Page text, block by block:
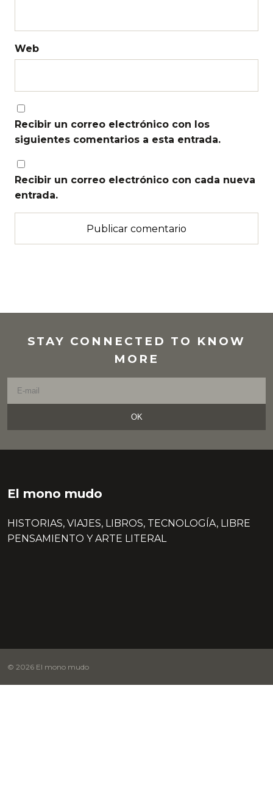
Web
Recibir un correo electrónico con los
siguientes comentarios a esta entrada.
Recibir un correo electrónico con cada nueva
entrada.
STAY CONNECTED TO KNOW
MORE
OK
El mono mudo
HISTORIAS, VIAJES, LIBROS, TECNOLOGÍA, LIBRE
PENSAMIENTO Y ARTE LITERAL
© 2026 El mono mudo